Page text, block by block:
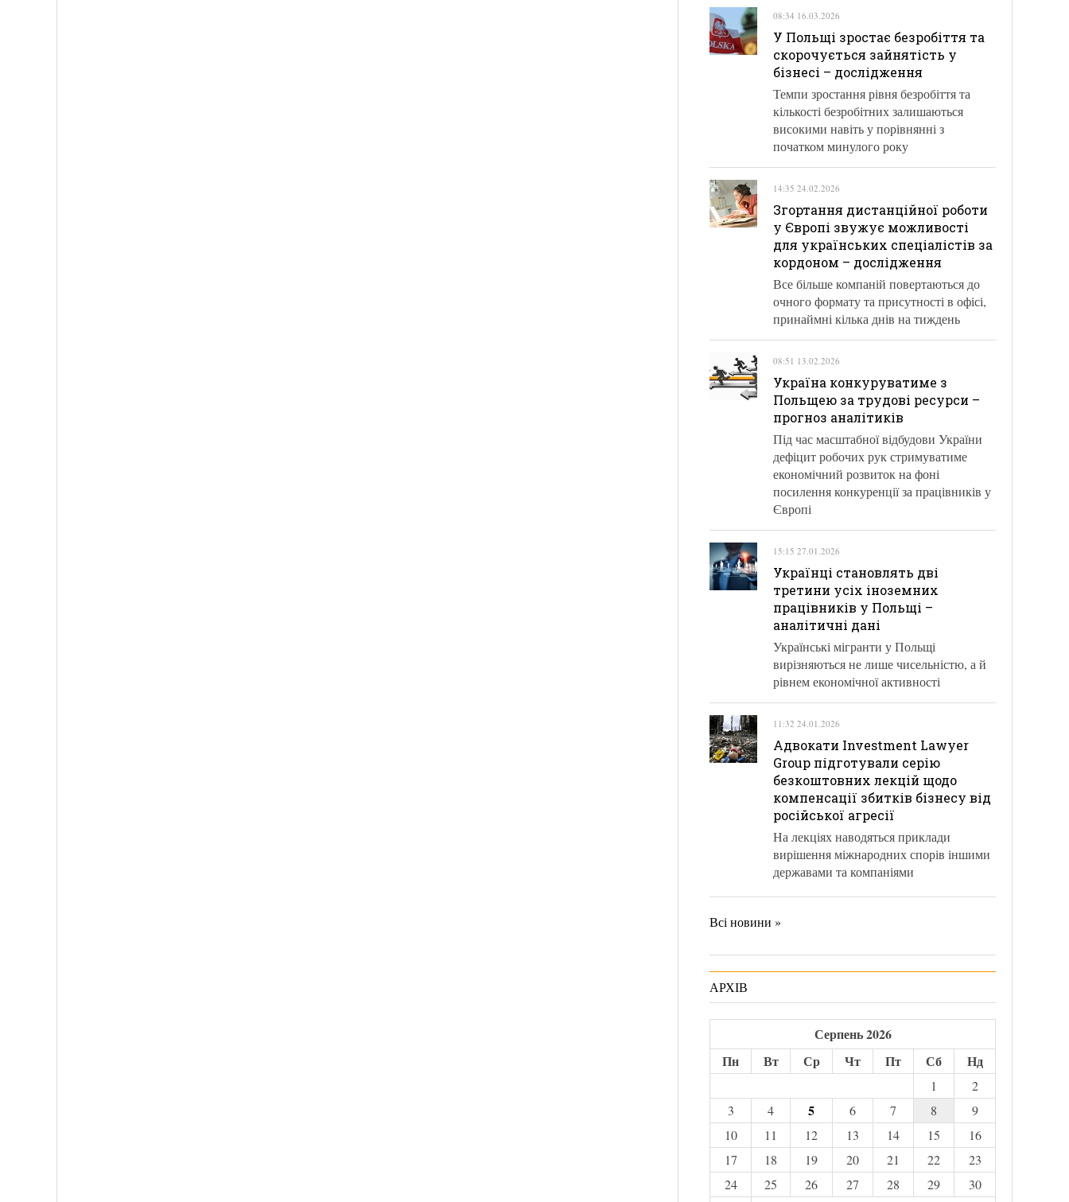
08:34 16.03.2026
У Польщі зростає безробіття та
скорочується зайнятість у
бізнесі – дослідження
Темпи зростання рівня безробіття та
кількості безробітних залишаються
високими навіть у порівнянні з
початком минулого року
14:35 24.02.2026
Згортання дистанційної роботи
у Європі звужує можливості
для українських спеціалістів за
кордоном – дослідження
Все більше компаній повертаються до
очного формату та присутності в офісі,
принаймні кілька днів на тиждень
08:51 13.02.2026
Україна конкуруватиме з
Польщею за трудові ресурси –
прогноз аналітиків
Під час масштабної відбудови України
дефіцит робочих рук стримуватиме
економічний розвиток на фоні
посилення конкуренції за працівників у
Європі
15:15 27.01.2026
Українці становлять дві
третини усіх іноземних
працівників у Польщі –
аналітичні дані
Українські мігранти у Польщі
вирізняються не лише чисельністю, а й
рівнем економічної активності
11:32 24.01.2026
Адвокати Investment Lawyer
Group підготували серію
безкоштовних лекцій щодо
компенсації збитків бізнесу від
російської агресії
На лекціях наводяться приклади
вирішення міжнародних спорів іншими
державами та компаніями
Всі новини »
АРХІВ
Серпень 2026
Пн
Вт Ср Чт Пт Сб Нд
1
2
3
4 5 6 7 8
9
10
11 12 13 14 15
16
17
18 19 20 21 22
23
24
25 26 27 28 29
30